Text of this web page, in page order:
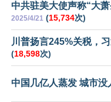
中共驻美大使声称“大
2025/4/21 (15,734次)
川普扬言245%关税，
(18,598次)
中国几亿人蒸发 城市没